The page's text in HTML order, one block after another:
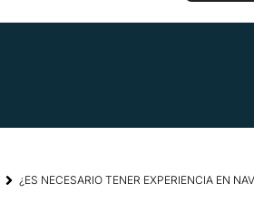
¿ES NECESARIO TENER EXPERIENCIA EN